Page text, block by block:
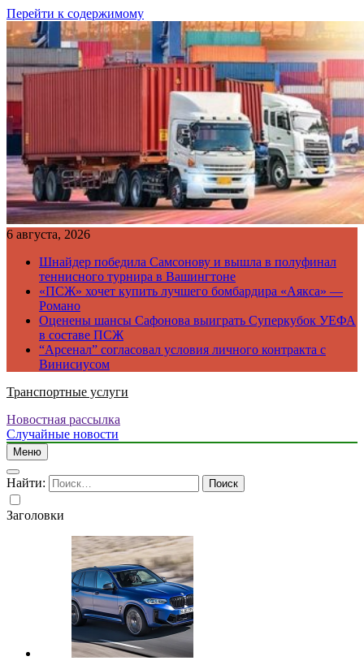
Перейти к содержимому
6 августа, 2026
Шнайдер победила Самсонову и вышла в полуфинал
теннисного турнира в Вашингтоне
«ПСЖ» хочет купить лучшего бомбардира «Аякса» —
Романо
Оценены шансы Сафонова выиграть Суперкубок УЕФА
в составе ПСЖ
“Арсенал” согласовал условия личного контракта с
Винисиусом
Транспортные услуги
Новостная рассылка
Случайные новости
Меню
Найти:
Заголовки